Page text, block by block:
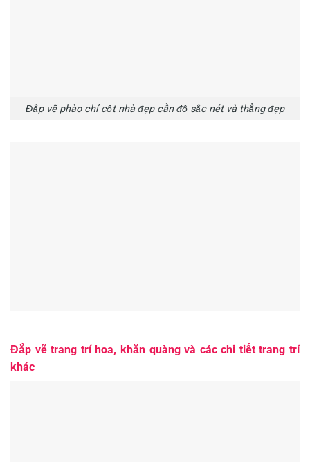
Đắp vẽ phào chỉ cột nhà đẹp cần độ sắc nét và thẳng đẹp
Đắp vẽ trang trí hoa, khăn quàng và các chi tiết trang trí
khác